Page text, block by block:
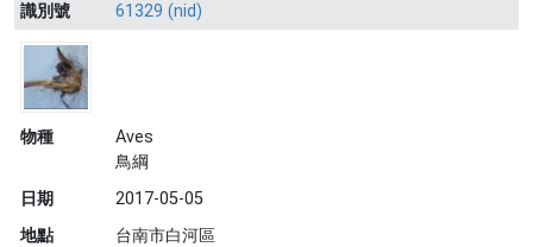
識別號
61329 (nid)
物種
Aves
鳥綱
日期
2017-05-05
地點
台南市白河區